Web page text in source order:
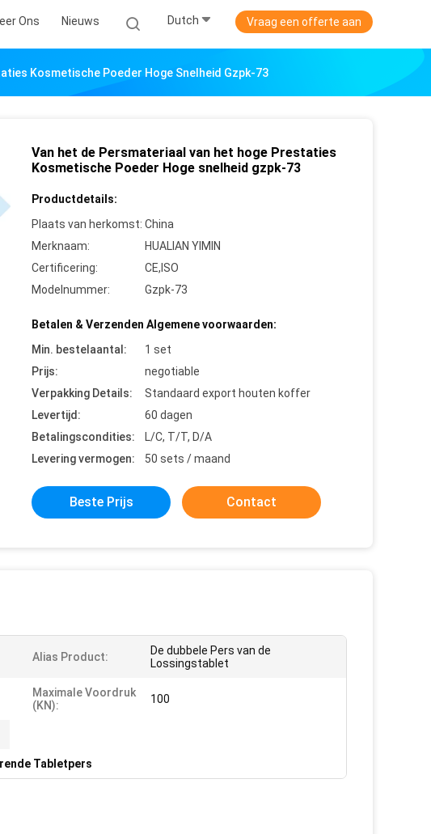
Ons Nieuws Dutch Vraag een offerte aan
Kosmetische Poeder Hoge Snelheid Gzpk-73
Van het de Persmateriaal van het hoge Prestaties
Kosmetische Poeder Hoge snelheid gzpk-73
Productdetails:
Plaats van herkomst: China
Merknaam:
HUALIAN YIMIN
Certificering:
CE,ISO
Modelnummer:
Gzpk-73
Betalen & Verzenden Algemene voorwaarden:
Min. bestelaantal:
1 set
Prijs:
negotiable
Verpakking Details:
Standaard export houten koffer
Levertijd:
60 dagen
Betalingscondities:
L/C, T/T, D/A
Levering vermogen:
50 sets / maand
Beste Prijs Contact
Alias Product:
De dubbele Pers van de
Lossingstablet
Maximale Voordruk
(KN):
100
Tabletpers